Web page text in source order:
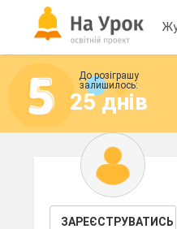
До розіграшу
залишилось:
25 днів
ЗАРЕЄСТРУВАТИСЬ